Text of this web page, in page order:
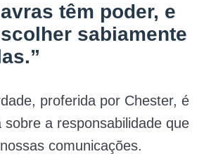
têm poder, e
sabiamente
proferida por Chester, é
sobre a responsabilidade que
comunicações.